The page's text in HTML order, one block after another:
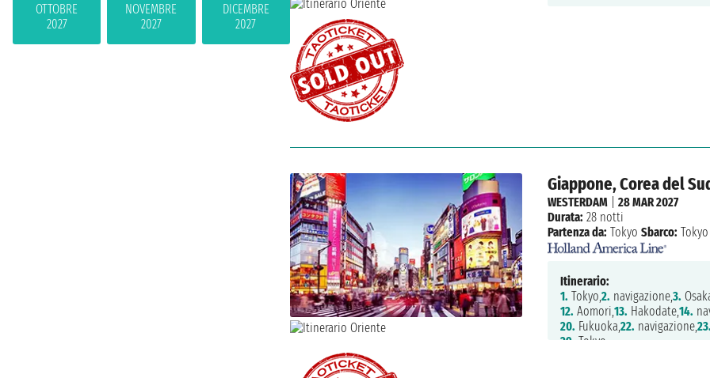
OTTOBRE
2027
NOVEMBRE
2027
DICEMBRE
2027
Giappone, Corea del
WESTERDAM| 28 MAR 2027
Durata: 28 notti
Partenza da: Tokyo Sbarco: Tokyo
Itinerario:
1. Tokyo,2. navigazione,3.
12. Aomori,13. Hakodate,14.
20. Fukuoka,22. navigazione,23.
29. Tokyo